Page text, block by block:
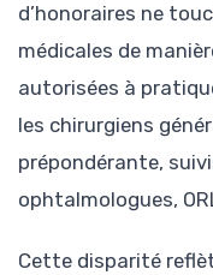
d’honoraires ne
médicales de
autorisées à
les chirurgiens
prépondérante,
ophtalmologues,
Cette disparité